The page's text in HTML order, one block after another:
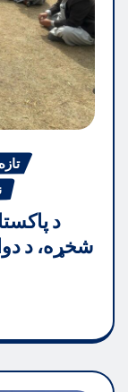
د
شخړه، د